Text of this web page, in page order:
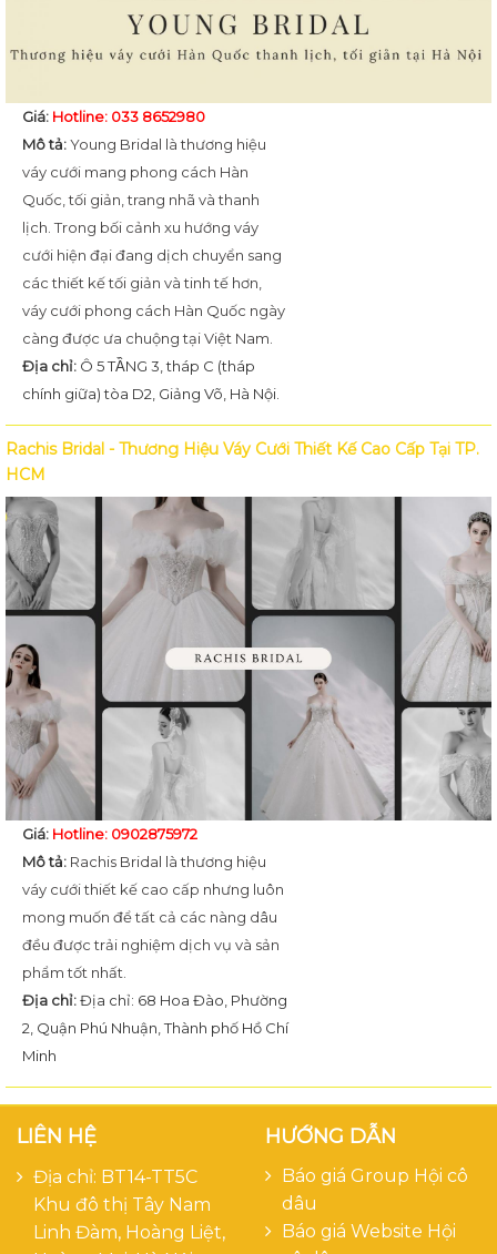
Giá: Hotline: 033 8652980
Mô tả:Young Bridal là thương hiệu
váy cưới mang phong cách Hàn
Quốc, tối giản, trang nhã và thanh
lịch. Trong bối cảnh xu hướng váy
cưới hiện đại đang dịch chuyển sang
các thiết kế tối giản và tinh tế hơn,
váy cưới phong cách Hàn Quốc ngày
càng được ưa chuộng tại Việt Nam.
Địa chỉ: Ô 5 TẦNG 3, tháp C (tháp
chính giữa) tòa D2, Giảng Võ, Hà Nội.
Rachis Bridal - Thương Hiệu Váy Cưới Thiết Kế Cao Cấp Tại TP.
HCM
Giá: Hotline: 0902875972
Mô tả: Rachis Bridal là thương hiệu
váy cưới thiết kế cao cấp nhưng luôn
mong muốn để tất cả các nàng dâu
đều được trải nghiệm dịch vụ và sản
phẩm tốt nhất.
Địa chỉ:Địa chỉ: 68 Hoa Đào, Phường
2, Quận Phú Nhuận, Thành phố Hồ Chí
Minh
LIÊN HỆ
Địa chỉ: BT14-TT5C
Khu đô thị Tây Nam
Linh Đàm, Hoàng Liệt,
HƯỚNG DẪN
Báo giá Group Hội cô
dâu
Báo giá Website Hội